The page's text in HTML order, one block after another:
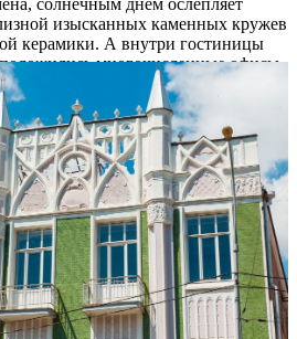
изысканных каменных кружев
керамики. А внутри гостиницы
многочисленные офисы,